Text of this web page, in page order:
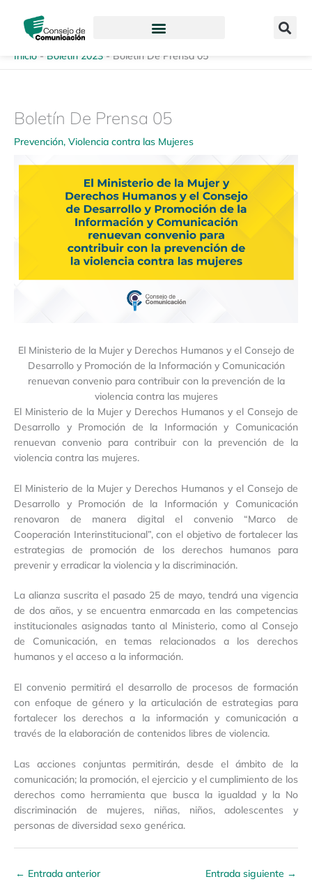
contenido
Inicio - Boletín 2023 - Boletín De Prensa 05
Boletín De Prensa 05
Prevención, Violencia contra las Mujeres
El Ministerio de la Mujer y Derechos Humanos y el Consejo de
Desarrollo y Promoción de la Información y Comunicación
renuevan convenio para contribuir con la prevención de la
violencia contra las mujeres
El Ministerio de la Mujer y Derechos Humanos y el Consejo de
Desarrollo y Promoción de la Información y Comunicación
renuevan convenio para contribuir con la prevención de la
violencia contra las mujeres.
El Ministerio de la Mujer y Derechos Humanos y el Consejo de
Desarrollo y Promoción de la Información y Comunicación
renovaron de manera digital el convenio “Marco de
Cooperación Interinstitucional”, con el objetivo de fortalecer las
estrategias de promoción de los derechos humanos para
prevenir y erradicar la violencia y la discriminación.
La alianza suscrita el pasado 25 de mayo, tendrá una vigencia
de dos años, y se encuentra enmarcada en las competencias
institucionales asignadas tanto al Ministerio, como al Consejo
de Comunicación, en temas relacionados a los derechos
humanos y el acceso a la información.
El convenio permitirá el desarrollo de procesos de formación
con enfoque de género y la articulación de estrategias para
fortalecer los derechos a la información y comunicación a
través de la elaboración de contenidos libres de violencia.
Las acciones conjuntas permitirán, desde el ámbito de la
comunicación; la promoción, el ejercicio y el cumplimiento de los
derechos como herramienta que busca la igualdad y la No
discriminación de mujeres, niñas, niños, adolescentes y
personas de diversidad sexo genérica.
← Entrada anterior Entrada siguiente →